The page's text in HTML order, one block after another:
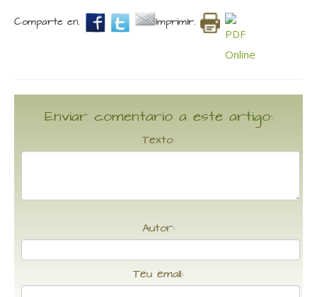
Comparte en. Imprimir.
Enviar comentario a este artigo:
Texto:
Autor:
Teu email: